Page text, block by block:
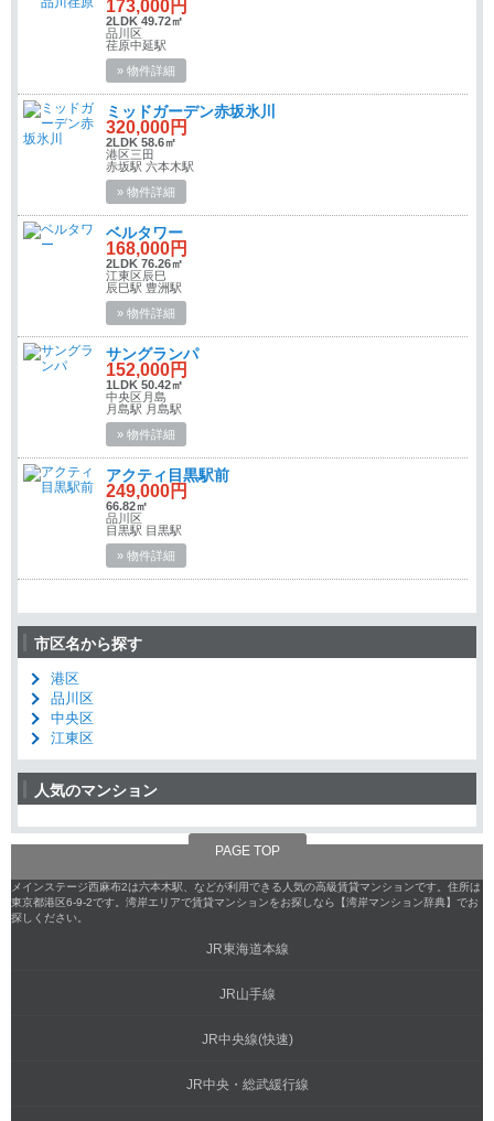
173,000円
2LDK 49.72㎡
品川区
荏原中延駅
» 物件詳細
ミッドガーデン赤坂氷川
320,000円
2LDK 58.6㎡
港区三田
赤坂駅 六本木駅
» 物件詳細
ベルタワー
168,000円
2LDK 76.26㎡
江東区辰巳
辰巳駅 豊洲駅
» 物件詳細
サングランパ
152,000円
1LDK 50.42㎡
中央区月島
月島駅 月島駅
» 物件詳細
アクティ目黒駅前
249,000円
66.82㎡
品川区
目黒駅 目黒駅
» 物件詳細
市区名から探す
港区
品川区
中央区
江東区
人気のマンション
PAGE TOP
メインステージ西麻布2は六本木駅、などが利用できる人気の高級賃貸マンションです。住所は
東京都港区6-9-2です。湾岸エリアで賃貸マンションをお探しなら【湾岸マンション辞典】でお
探しください。
JR東海道本線
JR山手線
JR中央線(快速)
JR中央・総武緩行線